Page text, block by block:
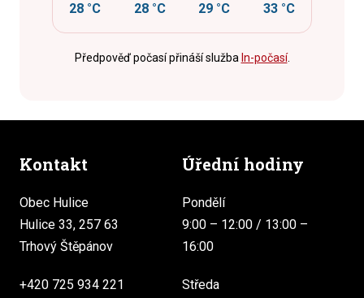
28 °C 28 °C 29 °C 33 °C
Předpověď počasí přináší služba In-počasí.
Kontakt
Obec Hulice
Hulice 33, 257 63
Trhový Štěpánov
+420 725 934 221
Úřední hodiny
Pondělí
9:00 – 12:00 / 13:00 –
16:00
Středa